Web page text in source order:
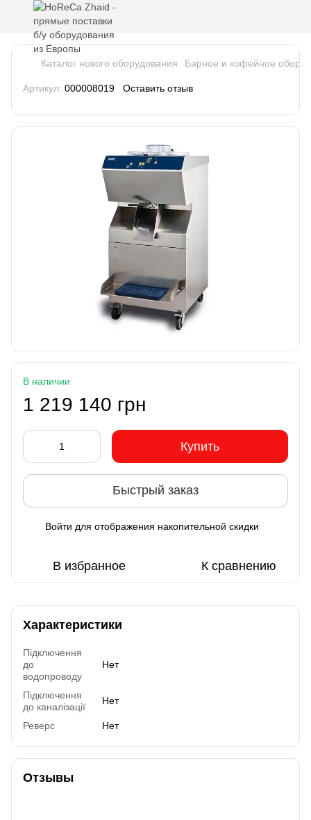
Каталог нового оборудования Барное и кофейное
Артикул: 000008019 Оставить отзыв
В наличии
1 219 140 грн
Купить
Быстрый заказ
Войти для отображения накопительной скидки
В избранное К сравнению
Характеристики
Підключення
до
водопроводу
Нет
Підключення
до каналізації
Нет
Реверс Нет
Отзывы